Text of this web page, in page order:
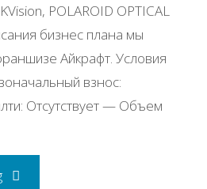
POLAROID OPTICAL
бизнес плана мы
Айкрафт. Условия
взнос:
Отсутствует — Объем
"Бизнес-